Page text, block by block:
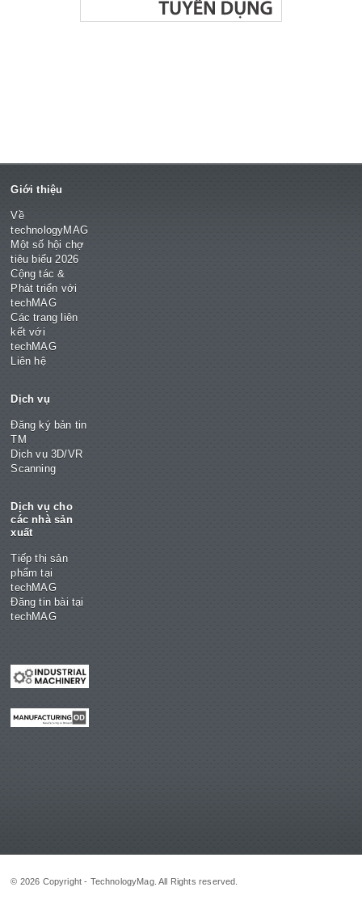
Giới thiệu
Về
technologyMAG
Một số hội chợ
tiêu biểu 2026
Cộng tác &
Phát triển với
techMAG
Các trang liên
kết với
techMAG
Liên hệ
Dịch vụ
Đăng ký bản tin
TM
Dịch vụ 3D/VR
Scanning
Dịch vụ cho
các nhà sản
xuất
Tiếp thị sản
phẩm tại
techMAG
Đăng tin bài tại
techMAG
© 2026 Copyright - TechnologyMag. All Rights reserved.